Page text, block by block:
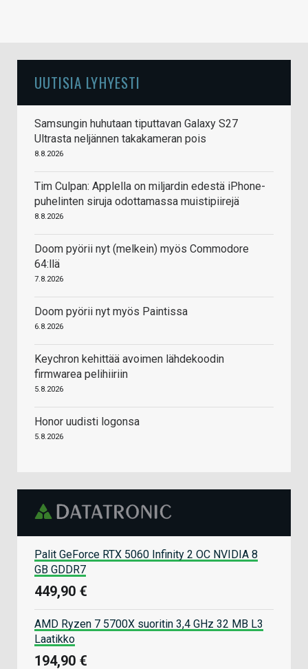
UUTISIA LYHYESTI
Samsungin huhutaan tiputtavan Galaxy S27
Ultrasta neljännen takakameran pois
8.8.2026
Tim Culpan: Applella on miljardin edestä iPhone-
puhelinten siruja odottamassa muistipiirejä
8.8.2026
Doom pyörii nyt (melkein) myös Commodore
64:llä
7.8.2026
Doom pyörii nyt myös Paintissa
6.8.2026
Keychron kehittää avoimen lähdekoodin
firmwarea pelihiiriin
5.8.2026
Honor uudisti logonsa
5.8.2026
Palit GeForce RTX 5060 Infinity 2 OC NVIDIA 8
GB GDDR7
449,90 €
AMD Ryzen 7 5700X suoritin 3,4 GHz 32 MB L3
Laatikko
194,90 €